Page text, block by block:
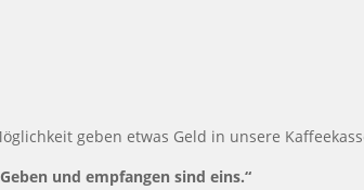
geben etwas Geld in unsere
und empfangen sind eins.“